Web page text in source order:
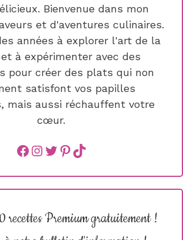
Bienvenue dans mon
et d'aventures culinaires.
années à explorer l'art de la
à expérimenter avec des
pour créer des plats qui non
satisfont vos papilles
mais aussi réchauffent votre
cœur.
Facebook
instagram
Twitter
Pinterest
TikTok
recettes Premium gratuitement !